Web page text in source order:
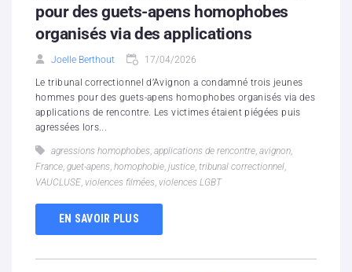
pour des guets-apens homophobes
organisés via des applications
Joelle Berthout 17/04/2026
Le tribunal correctionnel d’Avignon a condamné trois jeunes
hommes pour des guets-apens homophobes organisés via des
applications de rencontre. Les victimes étaient piégées puis
agressées lors...
agressions homophobes, applications de rencontre, avignon,
France, guet-apens, homophobie, justice, tribunal correctionnel,
VAUCLUSE, violences filmées, violences LGBT
EN SAVOIR PLUS